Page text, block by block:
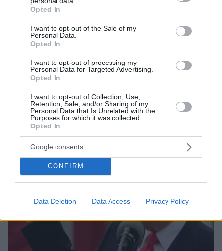
grant or deny consent to Google and its third-party tags to
use your data for below specified purposes in below Google
consent section.
Opted In
I want to opt-out of the Sale of my
Personal Data.
Opted In
I want to opt-out of processing my
Personal Data for Targeted Advertising.
Opted In
I want to opt-out of Collection, Use,
Retention, Sale, and/or Sharing of my
Personal Data that Is Unrelated with the
Purposes for which it was collected.
Opted In
Google consents
CONFIRM
Data Deletion Data Access Privacy Policy
στην Ελλάδα
Υποθέσεων της Βουλής για την κατάσταση στην
τριτοβάθμια εκπαίδευση